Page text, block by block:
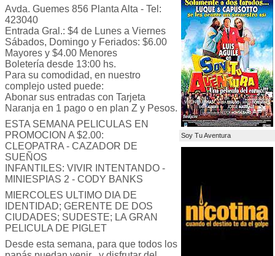
Soy Tu Aventura
Avda. Guemes 856 Planta Alta - Tel:
423040
Entrada Gral.: $4 de Lunes a Viernes
Sábados, Domingo y Feriados: $6.00
Mayores y $4.00 Menores
Boletería desde 13:00 hs.
Para su comodidad, en nuestro
complejo usted puede:
Abonar sus entradas con Tarjeta
Naranja en 1 pago o en plan Z y Pesos.
ESTA SEMANA PELICULAS EN
PROMOCION A $2.00:
CLEOPATRA - CAZADOR DE
SUEÑOS
INFANTILES: VIVIR INTENTANDO -
MINIESPIAS 2 - CODY BANKS
MIERCOLES ULTIMO DIA DE
IDENTIDAD; GERENTE DE DOS
CIUDADES; SUDESTE; LA GRAN
PELICULA DE PIGLET
Desde esta semana, para que todos los